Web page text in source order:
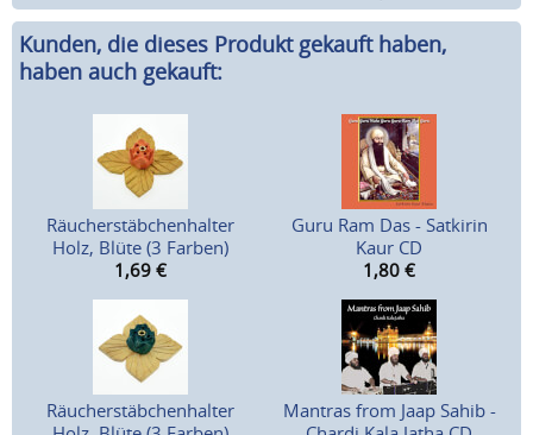
Kunden, die dieses Produkt gekauft haben,
haben auch gekauft:
Räucherstäbchenhalter
Holz, Blüte (3 Farben)
1,69 €
Guru Ram Das - Satkirin
Kaur CD
1,80 €
Räucherstäbchenhalter
Mantras from Jaap Sahib -